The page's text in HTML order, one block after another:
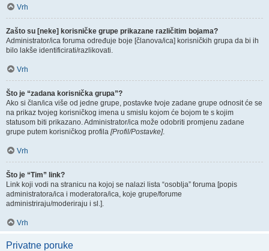
Vrh
Zašto su [neke] korisničke grupe prikazane različitim bojama?
Administrator/ica foruma određuje boje [članova/ica] korisničkih grupa da bi ih
bilo lakše identificirati/razlikovati.
Vrh
Što je “zadana korisnička grupa”?
Ako si član/ica više od jedne grupe, postavke tvoje zadane grupe odnosit će se
na prikaz tvojeg korisničkog imena u smislu kojom će bojom te s kojim
statusom biti prikazano. Administrator/ica može odobriti promjenu zadane
grupe putem korisničkog profila [Profil/Postavke].
Vrh
Što je “Tim” link?
Link koji vodi na stranicu na kojoj se nalazi lista “osoblja” foruma [popis
administratora/ica i moderatora/ica, koje grupe/forume
administriraju/moderiraju i sl.].
Vrh
Privatne poruke